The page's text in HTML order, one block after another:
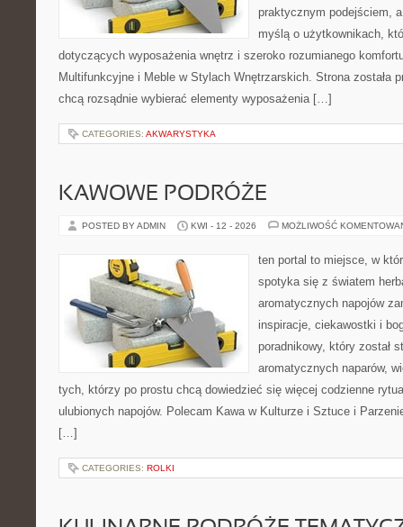
praktycznym podejściem,
myślą o użytkownikach,
dotyczących wyposażenia wnętrz i szeroko rozumianego
Multifunkcyjne i Meble w Stylach Wnętrzarskich. Strona została
chcą rozsądnie wybierać elementy wyposażenia […]
CATEGORIES: AKWARYSTYKA
KAWOWE PODRÓŻE
POSTED BY ADMIN KWI - 12 - 2026 MOŻLIWOŚĆ
ten portal to miejsce, w
spotyka się z światem
aromatycznych napojów
inspiracje, ciekawostki i
poradnikowy, który został
aromatycznych naparów,
tych, którzy po prostu chcą dowiedzieć się więcej codzienne
ulubionych napojów. Polecam Kawa w Kulturze i Sztuce i
[…]
CATEGORIES: ROLKI